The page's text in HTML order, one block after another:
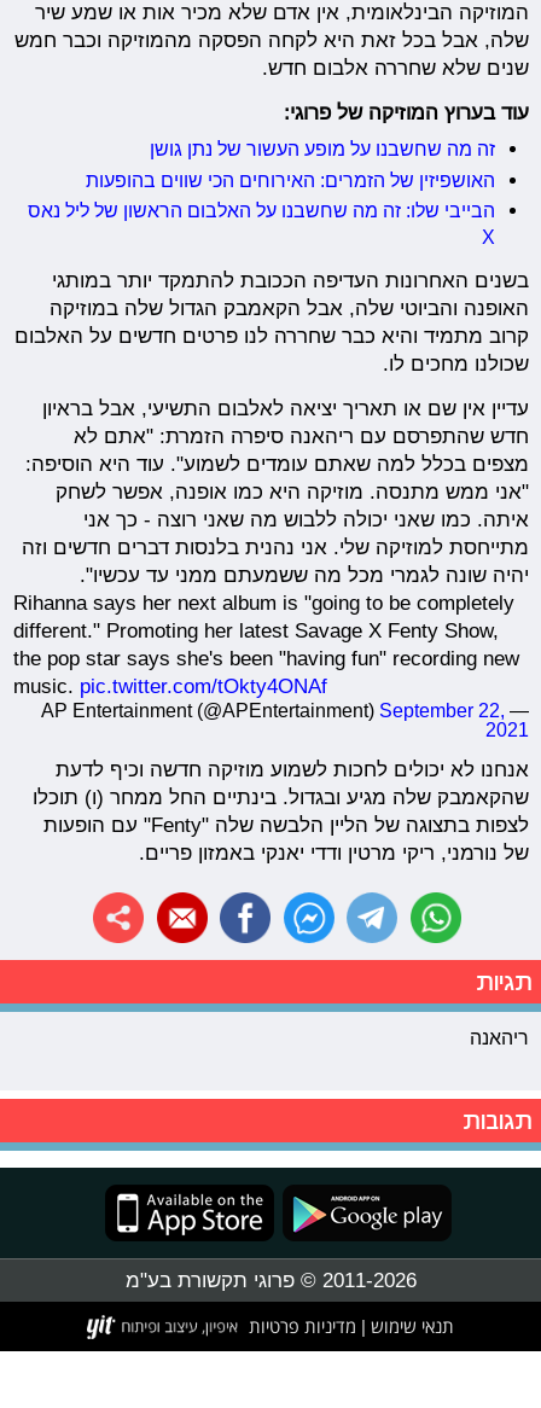
המוזיקה הבינלאומית, אין אדם שלא מכיר אות או שמע שיר
שלה, אבל בכל זאת היא לקחה הפסקה מהמוזיקה וכבר חמש
שנים שלא שחררה אלבום חדש.
עוד בערוץ המוזיקה של פרוגי:
זה מה שחשבנו על מופע העשור של נתן גושן
האושפיזין של הזמרים: האירוחים הכי שווים בהופעות
הבייבי שלו: זה מה שחשבנו על האלבום הראשון של ליל נאס
X
בשנים האחרונות העדיפה הככובת להתמקד יותר במותגי
האופנה והביוטי שלה, אבל הקאמבק הגדול שלה במוזיקה
קרוב מתמיד והיא כבר שחררה לנו פרטים חדשים על האלבום
שכולנו מחכים לו.
עדיין אין שם או תאריך יציאה לאלבום התשיעי, אבל בראיון
חדש שהתפרסם עם ריהאנה סיפרה הזמרת: "אתם לא
מצפים בכלל למה שאתם עומדים לשמוע". עוד היא הוסיפה:
"אני ממש מתנסה. מוזיקה היא כמו אופנה, אפשר לשחק
איתה. כמו שאני יכולה ללבוש מה שאני רוצה - כך אני
מתייחסת למוזיקה שלי. אני נהנית בלנסות דברים חדשים וזה
יהיה שונה לגמרי מכל מה ששמעתם ממני עד עכשיו".
Rihanna says her next album is "going to be completely
different." Promoting her latest Savage X Fenty Show,
the pop star says she's been "having fun" recording new
music. pic.twitter.com/tOkty4ONAf
— AP Entertainment (@APEntertainment)
September 22,
2021
אנחנו לא יכולים לחכות לשמוע מוזיקה חדשה וכיף לדעת
שהקאמבק שלה מגיע ובגדול. בינתיים החל ממחר (ו) תוכלו
לצפות בתצוגה של הליין הלבשה שלה "Fenty" עם הופעות
של נורמני, ריקי מרטין ודדי יאנקי באמזון פריים.
תגיות
ריהאנה
תגובות
2011-2026 © פרוגי תקשורת בע"מ
תנאי שימוש מדיניות פרטיות